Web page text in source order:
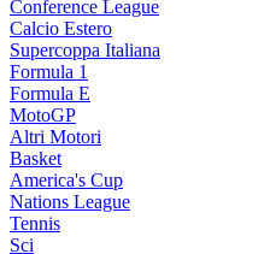
Conference League
Calcio Estero
Supercoppa Italiana
Formula 1
Formula E
MotoGP
Altri Motori
Basket
America's Cup
Nations League
Tennis
Sci